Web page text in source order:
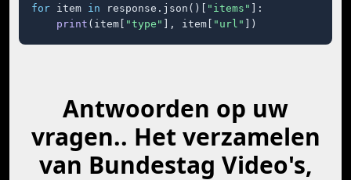
for item in response.json()[ "items"
]:
print (item[ "type" ], item[ "url" ])
Antwoorden op uw
vragen.. Het verzamelen
van Bundestag Video's,